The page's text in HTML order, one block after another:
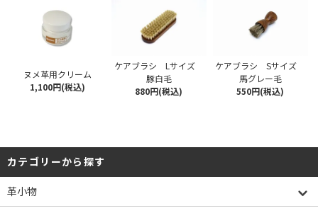
ヌメ革用クリーム
1,100円(税込)
ケアブラシ Lサイズ
豚白毛
880円(税込)
ケアブラシ Sサイズ
馬グレー毛
550円(税込)
カテゴリーから探す
革小物